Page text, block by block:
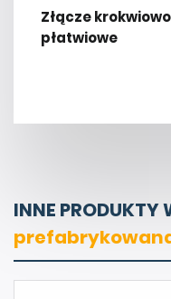
Złącze krokwiowo
płatwiowe
INNE PRODUKTY